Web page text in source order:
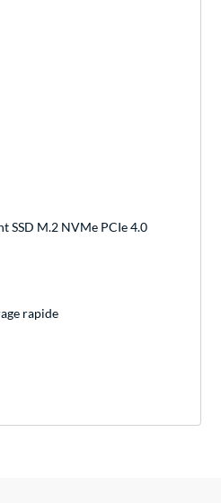
SSD M.2 NVMe PCIe 4.0
rapide